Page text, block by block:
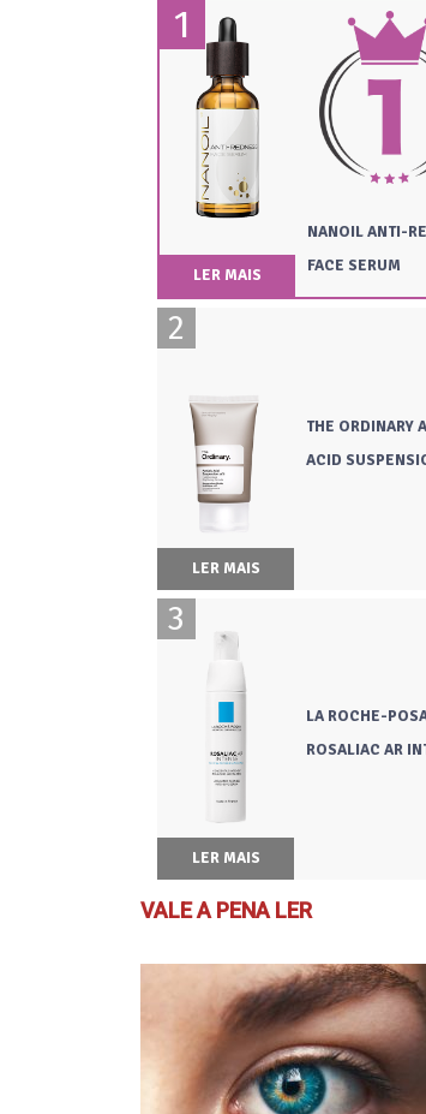
NANOIL ANTI-
FACE SERUM
LER MAIS
THE ORDINARY
ACID
LER MAIS
LA ROCHE-
ROSALIAC AR
LER MAIS
VALE A PENA LER